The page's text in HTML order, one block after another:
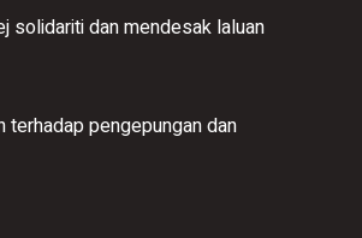
solidariti dan mendesak laluan
terhadap pengepungan dan